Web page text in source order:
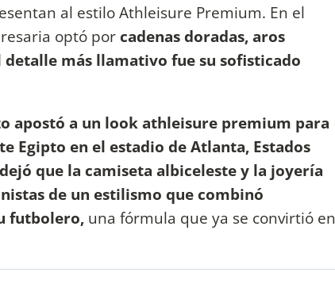
al estilo Athleisure Premium. En el
optó por cadenas doradas, aros
detalle más llamativo fue su sofisticado
apostó a un look athleisure premium para
Egipto en el estadio de Atlanta, Estados
que la camiseta albiceleste y la joyería
de un estilismo que combinó
futbolero, una fórmula que ya se convirtió en